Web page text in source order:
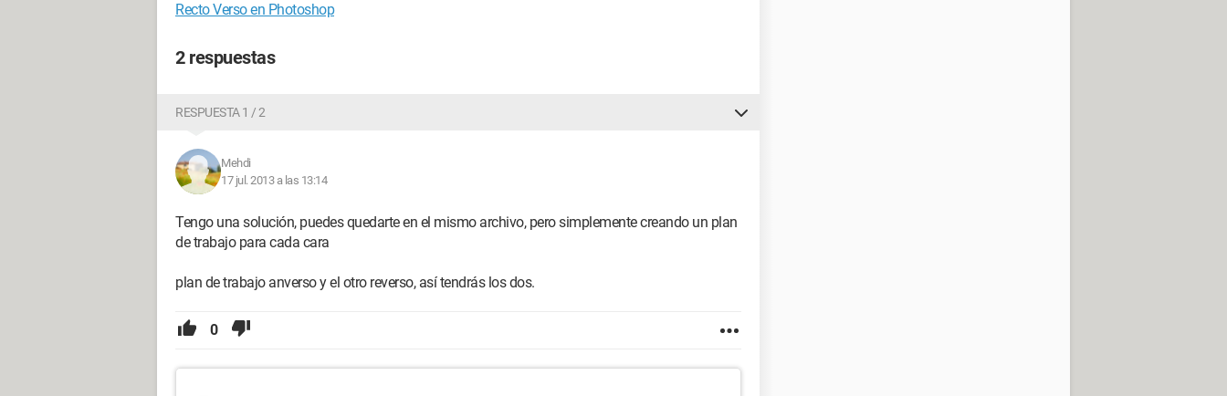
Recto Verso en Photoshop
2 respuestas
RESPUESTA 1 / 2
Mehdi
17 jul. 2013 a las 13:14
Tengo una solución, puedes quedarte en el mismo archivo, pero simplemente creando un plan
de trabajo para cada cara
plan de trabajo anverso y el otro reverso, así tendrás los dos.
0